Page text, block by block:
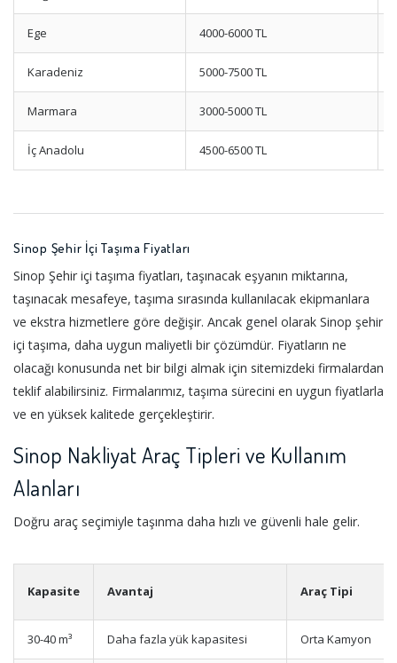
Ege 4000-6000 TL
Karadeniz 5000-7500 TL
Marmara 3000-5000 TL
İç Anadolu 4500-6500 TL
Sinop Şehir İçi Taşıma Fiyatları
Sinop Şehir içi taşıma fiyatları, taşınacak eşyanın miktarına,
taşınacak mesafeye, taşıma sırasında kullanılacak ekipmanlara
ve ekstra hizmetlere göre değişir. Ancak genel olarak Sinop şehir
içi taşıma, daha uygun maliyetli bir çözümdür. Fiyatların ne
olacağı konusunda net bir bilgi almak için sitemizdeki firmalardan
teklif alabilirsiniz. Firmalarımız, taşıma sürecini en uygun fiyatlarla
ve en yüksek kalitede gerçekleştirir.
Sinop Nakliyat Araç Tipleri ve Kullanım
Alanları
Doğru araç seçimiyle taşınma daha hızlı ve güvenli hale gelir.
Kapasite Avantaj Araç Tipi
30-40 m³ Daha fazla yük kapasitesi Orta Kamyon